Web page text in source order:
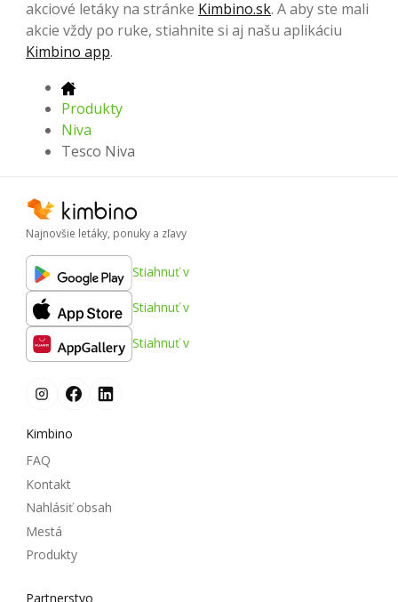
akciové letáky na stránke Kimbino.sk. A aby ste mali
akcie vždy po ruke, stiahnite si aj našu aplikáciu
Kimbino app.
Produkty
Niva
Tesco Niva
Najnovšie letáky, ponuky a zľavy
Stiahnuť v
Stiahnuť v
Stiahnuť v
Kimbino
FAQ
Kontakt
Nahlásiť obsah
Mestá
Produkty
Partnerstvo